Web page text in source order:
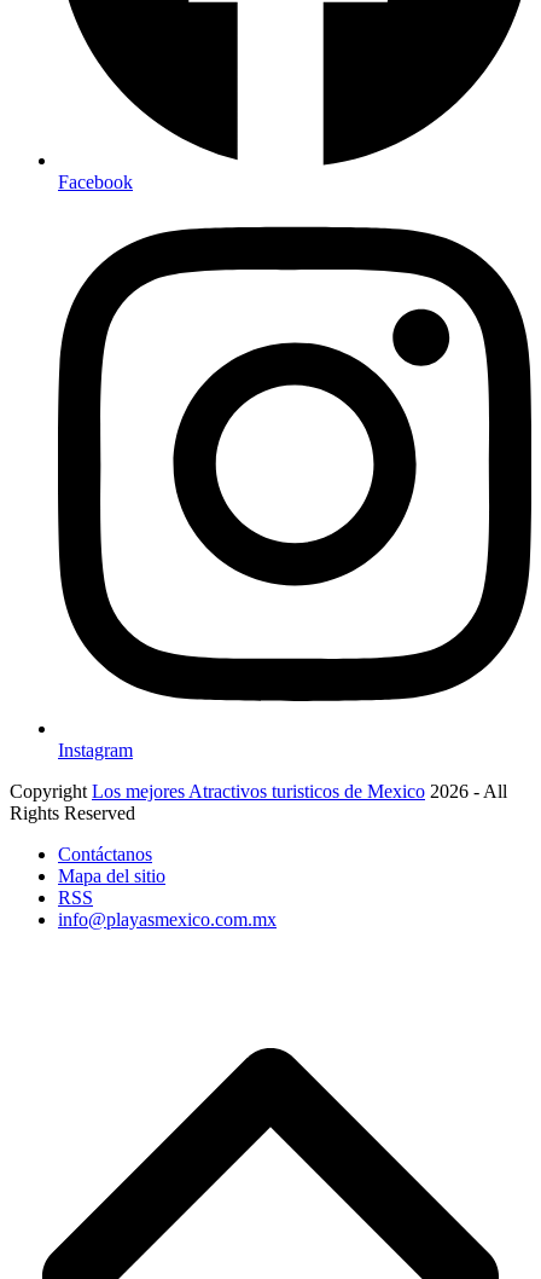
Facebook
Instagram
Copyright Los mejores Atractivos turisticos de Mexico 2026 - All
Rights Reserved
Contáctanos
Mapa del sitio
RSS
info@playasmexico.com.mx